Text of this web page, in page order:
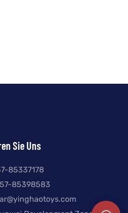
Sie Uns
85337178
85398583